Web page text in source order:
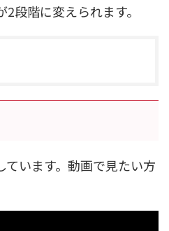
段階に変えられます。
います。動画で見たい方